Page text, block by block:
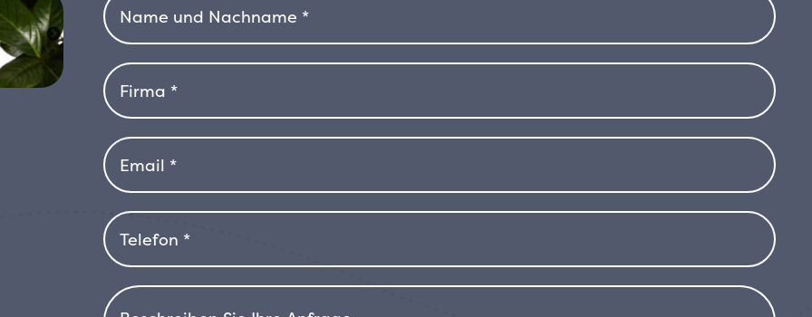
bevorzugt volle Sonne oder Halbschatten, wächst aber auch im Halbschatten gut,
was ihre Einsatzmöglichkeiten deutlich erweitert. Sobald sie gut verwurzelt ist, ist
sie resistent gegen Wind, Stadtverschmutzung und Trockenheit und eignet sich
daher ideal sowohl für städtische Umgebungen als auch für private Gärten in
und ihrer Sichtschutzfunktion ist Prunus laurocerasus &#39;Novita&#39; eine
praktische und elegante Lösung für alle, die eine immergrüne, dichte und
pflegeleichte Hecke wünschen, die Funktionalität und Ästhetik vereint.